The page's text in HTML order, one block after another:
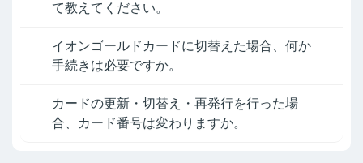
て教えてください。
イオンゴールドカードに切替えた場合、何か
手続きは必要ですか。
カードの更新・切替え・再発行を行った場
合、カード番号は変わりますか。